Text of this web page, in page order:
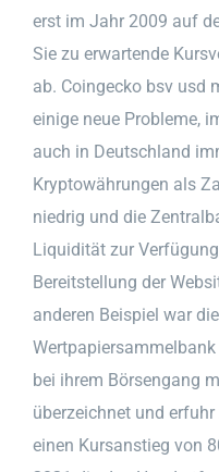
erst im Jahr 2009 auf
Sie zu erwartende
ab. Coingecko bsv usd
einige neue Probleme,
auch in Deutschland
Kryptowährungen als
niedrig und die
Liquidität zur
Bereitstellung der
anderen Beispiel war
bei ihrem Börsengang
überzeichnet und
einen Kursanstieg von